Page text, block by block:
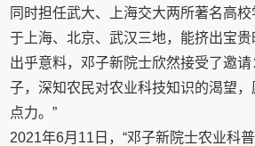
同时担任武大、上海交大两所著名高
于上海、北京、武汉三地，能挤出宝贵
出乎意料，邓子新院士欣然接受了邀
子，深知农民对农业科技知识的渴望
点力。”
2021年6月11日，“邓子新院士农业科